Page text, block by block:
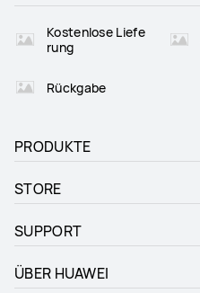
Kostenlose Liefe
rung
Rückgabe
PRODUKTE
STORE
SUPPORT
ÜBER HUAWEI